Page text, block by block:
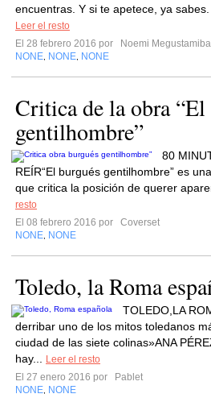
encuentras. Y si te apetece, ya sabes.
Leer el resto
El 28 febrero 2016 por
Noemi
NONE NONE NONE
Critica de la obra “El
gentilhombre”
80
REÍR“El burgués gentilhombre” es
que critica la posición de querer
resto
El 08 febrero 2016 por
Coverset
NONE NONE
Toledo, la Roma
TOLEDO,LA
derribar uno de los mitos toledanos
ciudad de las siete colinas»ANA
hay...
Leer el resto
El 27 enero 2016 por
Pablet
NONE NONE